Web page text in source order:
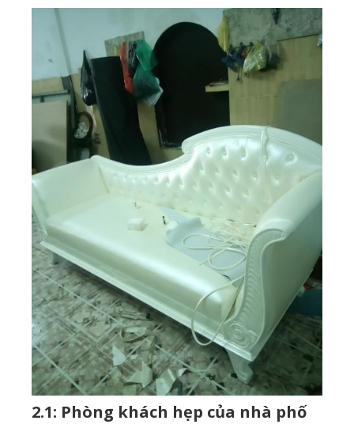
2.1: Phòng khách hẹp của nhà phố